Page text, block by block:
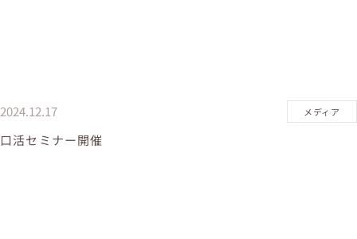
2024.12.17 メディア
口活セミナー開催